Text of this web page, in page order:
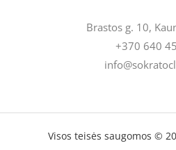
Brastos g. 10,
+370 640
Visos teisės saugomos ©